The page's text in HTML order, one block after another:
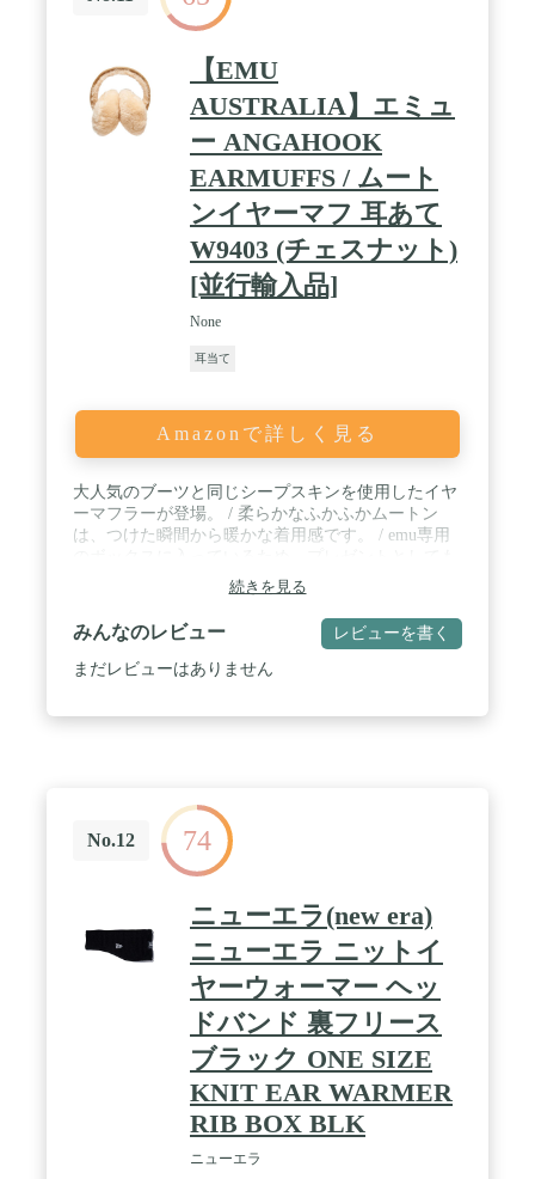
【EMU
AUSTRALIA】エミュ
ー ANGAHOOK
EARMUFFS / ムート
ンイヤーマフ 耳あて
W9403 (チェスナット)
[並行輸入品]
None
耳当て
Amazonで詳しく見る
大人気のブーツと同じシープスキンを使用したイヤ
ーマフラーが登場。 / 柔らかなふかふかムートン
は、つけた瞬間から暖かな着用感です。 / emu専用
喜ばれるアイテムです。 / 片側には本体カラーに合
わせたロゴのプレートが付いてポイントになってい
ます。 / イヤー部分は内側に折り畳む仕組みにな
り、コンパクトに収納できます。
続きを見る
みんなのレビュー レビューを書く
まだレビューはありません
No.12 74
ニューエラ(new era)
ニューエラ ニットイ
ヤーウォーマー ヘッ
ドバンド 裏フリース
ブラック ONE SIZE
KNIT EAR WARMER
RIB BOX BLK
ニューエラ